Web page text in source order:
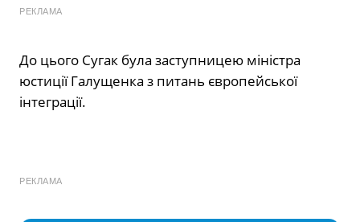
РЕКЛАМА
До цього Сугак була заступницею міністра
юстиції Галущенка з питань європейської
інтеграції.
РЕКЛАМА